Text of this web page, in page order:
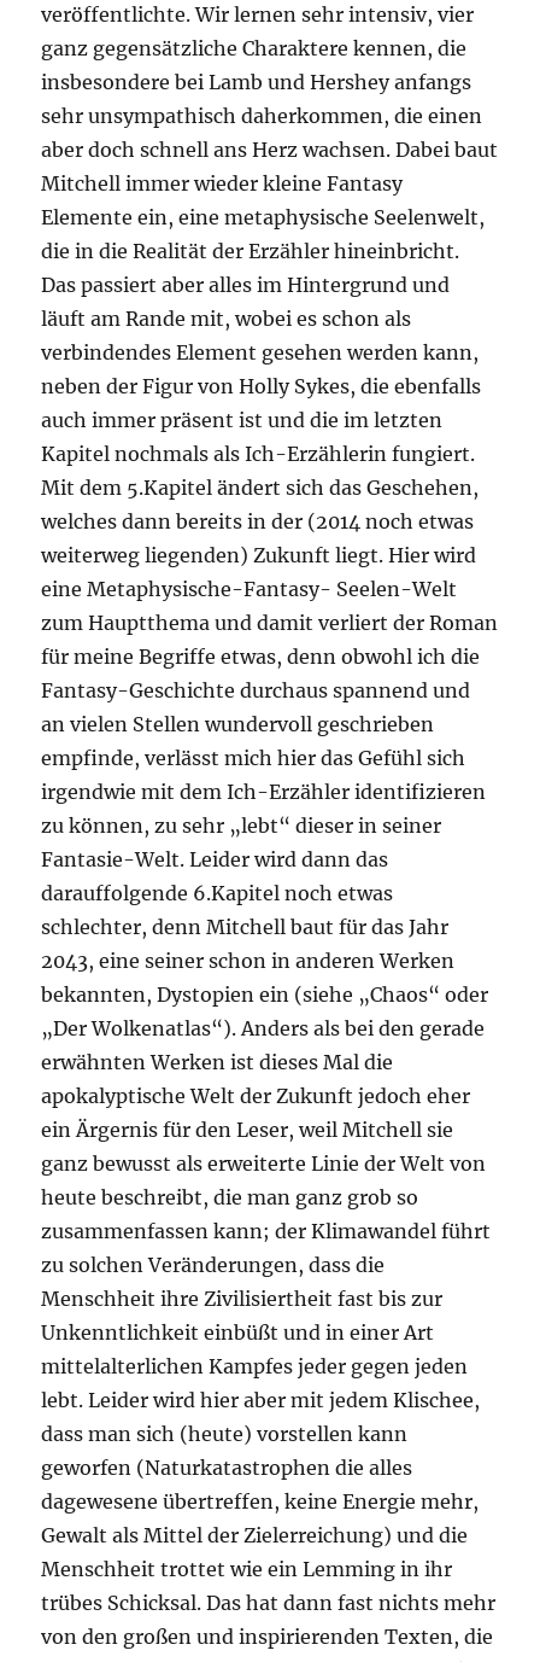
veröffentlichte. Wir lernen sehr intensiv, vier
ganz gegensätzliche Charaktere kennen, die
insbesondere bei Lamb und Hershey anfangs
sehr unsympathisch daherkommen, die einen
aber doch schnell ans Herz wachsen. Dabei baut
Mitchell immer wieder kleine Fantasy
Elemente ein, eine metaphysische Seelenwelt,
die in die Realität der Erzähler hineinbricht.
Das passiert aber alles im Hintergrund und
läuft am Rande mit, wobei es schon als
verbindendes Element gesehen werden kann,
neben der Figur von Holly Sykes, die ebenfalls
auch immer präsent ist und die im letzten
Kapitel nochmals als Ich-Erzählerin fungiert.
Mit dem 5.Kapitel ändert sich das Geschehen,
welches dann bereits in der (2014 noch etwas
weiterweg liegenden) Zukunft liegt. Hier wird
eine Metaphysische-Fantasy- Seelen-Welt
zum Hauptthema und damit verliert der Roman
für meine Begriffe etwas, denn obwohl ich die
Fantasy-Geschichte durchaus spannend und
an vielen Stellen wundervoll geschrieben
empfinde, verlässt mich hier das Gefühl sich
irgendwie mit dem Ich-Erzähler identifizieren
zu können, zu sehr „lebt“ dieser in seiner
Fantasie-Welt. Leider wird dann das
darauffolgende 6.Kapitel noch etwas
schlechter, denn Mitchell baut für das Jahr
2043, eine seiner schon in anderen Werken
bekannten, Dystopien ein (siehe „Chaos“ oder
„Der Wolkenatlas“). Anders als bei den gerade
erwähnten Werken ist dieses Mal die
apokalyptische Welt der Zukunft jedoch eher
ein Ärgernis für den Leser, weil Mitchell sie
ganz bewusst als erweiterte Linie der Welt von
heute beschreibt, die man ganz grob so
zusammenfassen kann; der Klimawandel führt
zu solchen Veränderungen, dass die
Menschheit ihre Zivilisiertheit fast bis zur
Unkenntlichkeit einbüßt und in einer Art
mittelalterlichen Kampfes jeder gegen jeden
lebt. Leider wird hier aber mit jedem Klischee,
dass man sich (heute) vorstellen kann
geworfen (Naturkatastrophen die alles
dagewesene übertreffen, keine Energie mehr,
Gewalt als Mittel der Zielerreichung) und die
Menschheit trottet wie ein Lemming in ihr
trübes Schicksal. Das hat dann fast nichts mehr
von den großen und inspirierenden Texten, die